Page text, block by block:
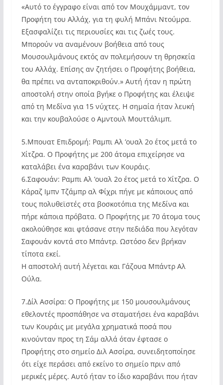
«Αυτό το έγγραφο είναι από τον Μουχάμμαντ, τον
Προφήτη του Αλλάχ, για τη φυλή Μπάνι Ντούμρα.
Εξασφαλίζει τις περιουσίες και τις ζωές τους.
Μπορούν να αναμένουν βοήθεια από τους
Μουσουλμάνους εκτός αν πολεμήσουν τη θρησκεία
του Αλλάχ. Επίσης αν ζητήσει ο Προφήτης βοήθεια,
θα πρέπει να ανταποκριθούν.» Αυτή ήταν η πρώτη
αποστολή στην οποία βγήκε ο Προφήτης και έλειψε
από τη Μεδίνα για 15 νύχτες. Η σημαία ήταν λευκή
και την κουβαλούσε ο Αμντουλ Μουττάλιμπ.
5.Μπουατ Επιδρομή: Ραμπι Αλ ’ουαλ 2ο έτος μετά το
Χίτζρα. Ο Προφήτης με 200 άτομα επιχείρησε να
καταλάβει ένα καραβάνι των Κουράις.
6.Σαφουάν: Ραμπι Αλ ’ουαλ 2ο έτος μετά το Χίτζρα. Ο
Κάραζ Ιμπν Τζάμπρ αλ Φίχρι πήγε με κάποιους από
τους πολυθεϊστές στα βοσκοτόπια της Μεδίνα και
πήρε κάποια πρόβατα. Ο Προφήτης με 70 άτομα τους
ακολούθησε και φτάσανε στην πεδιάδα που λεγόταν
Σαφουάν κοντά στο Μπάντρ. Ωστόσο δεν βρήκαν
τίποτα εκεί.
Η αποστολή αυτή λέγεται και Γάζουα Μπάντρ Αλ
Ούλα.
7.Δίλ Ασσίρα: Ο Προφήτης με 150 μουσουλμάνους
εθελοντές προσπάθησε να σταματήσει ένα καραβάνι
των Κουράις με μεγάλα χρηματικά ποσά που
κινούνταν προς τη Σάμ αλλά όταν έφτασε ο
Προφήτης στο σημείο Διλ Ασσίρα, συνειδητοποίησε
ότι είχε περάσει από εκείνο το σημείο πριν από
μερικές μέρες. Αυτό ήταν το ίδιο καραβάνι που ήταν